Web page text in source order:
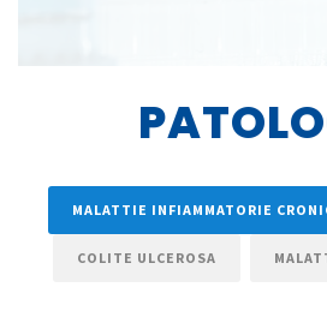
MALATTIE INFIAMMATORIE
COLITE ULCEROSA